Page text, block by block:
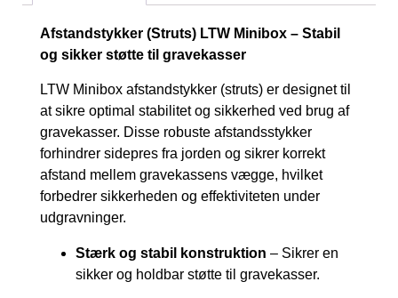
Afstandstykker (Struts) LTW Minibox – Stabil
og sikker støtte til gravekasser
LTW Minibox afstandstykker (struts) er designet til
at sikre optimal stabilitet og sikkerhed ved brug af
gravekasser. Disse robuste afstandsstykker
forhindrer sidepres fra jorden og sikrer korrekt
afstand mellem gravekassens vægge, hvilket
forbedrer sikkerheden og effektiviteten under
udgravninger.
Stærk og stabil konstruktion – Sikrer en
sikker og holdbar støtte til gravekasser.